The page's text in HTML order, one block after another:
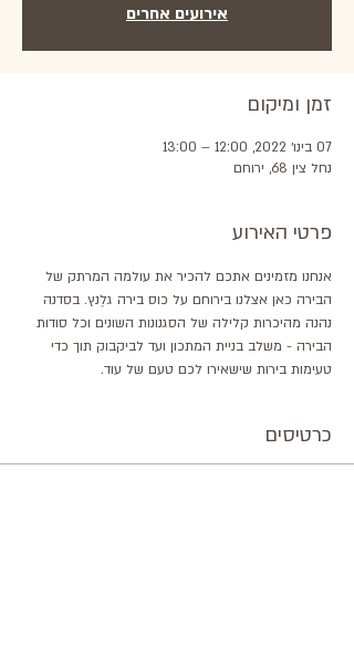
אירועים אחרים
זמן ומיקום
07 בינו׳ 2022, 12:00 – 13:00
נחל צין 68, ירוחם
פרטי האירוע
אנחנו מזמינים אתכם להכיר את עולמה המרתק של
הבירה כאן אצלנו בירוחם על כוס בירה גלֶנץ. בסדנה
נהנה מהיכרות קלילה של הסגנונות השונים וכל סודות
הבירה - משלב בניית המתכון ועד לביקבוק תוך כדי
טעימות בירות שישאירו לכם טעם של עוד.
כרטיסים